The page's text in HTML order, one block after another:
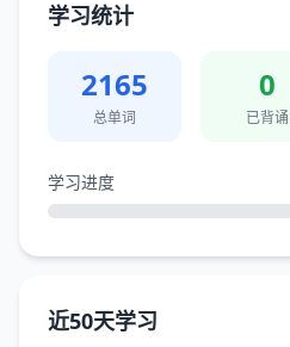
学习统计
2165
总单词
0
已背诵
学习进度
近50天学习